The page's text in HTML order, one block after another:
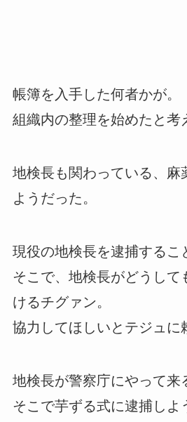
帳簿を入手した何者かが。
組織内の整理を始めたと考
地検長も関わっている、麻
ようだった。
現役の地検長を逮捕するこ
そこで、地検長がどうして
けるチグァン。
協力してほしいとテジュに
地検長が警察庁にやって来
そこで芋ずる式に逮捕しよ